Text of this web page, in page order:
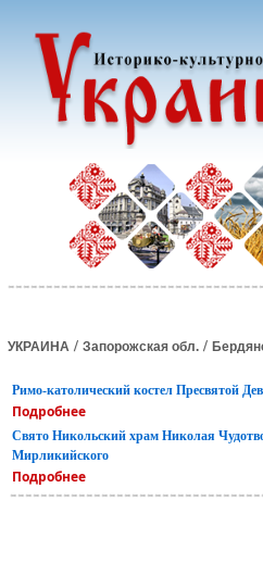
УКРАИНА / Запорожская обл. /
Римо-католический костел Пресвятой
Подробнее
Свято Никольский храм Николая
Мирликийского
Подробнее